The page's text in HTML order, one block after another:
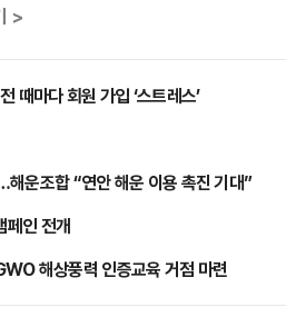
>
때마다 회원 가입 ‘스트레스’
운조합 “연안 해운 이용 촉진 기대”
페인 전개
해상풍력 인증교육 거점 마련